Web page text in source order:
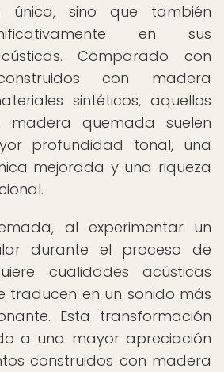
única, sino que también
en sus
Comparado con
con madera
sintéticos, aquellos
madera quemada suelen
profundidad tonal, una
mejorada y una riqueza
al experimentar un
durante el proceso de
cualidades acústicas
traducen en un sonido más
Esta transformación
a una mayor apreciación
construidos con madera